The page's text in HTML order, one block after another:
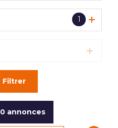
1
Filtrer
0annonces